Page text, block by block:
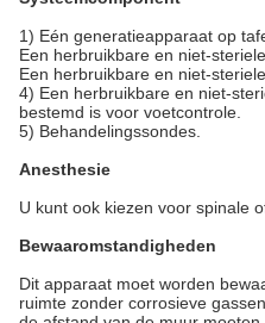
1) Eén generatieapparaat op
Een herbruikbare en niet-
Een herbruikbare en niet-
4) Een herbruikbare en niet-
bestemd is voor voetcontrole.
5) Behandelingssondes.
Anesthesie
U kunt ook kiezen voor spinale
Bewaaromstandigheden
Dit apparaat moet worden
ruimte zonder corrosieve